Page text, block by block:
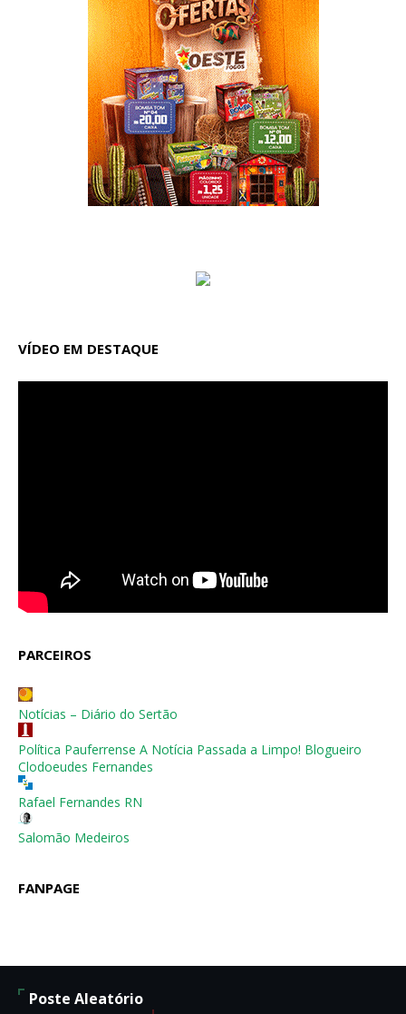
VÍDEO EM DESTAQUE
PARCEIROS
Notícias – Diário do Sertão
Política Pauferrense A Notícia Passada a Limpo! Blogueiro
Clodoeudes Fernandes
Rafael Fernandes RN
Salomão Medeiros
FANPAGE
Poste Aleatório